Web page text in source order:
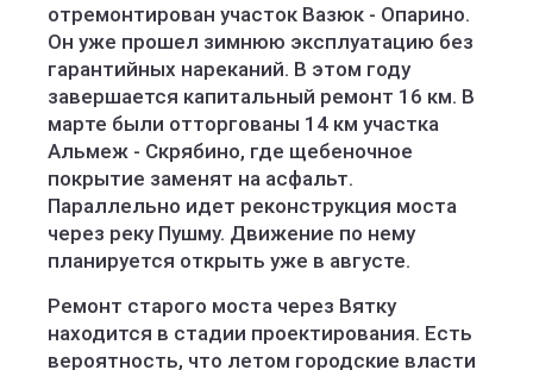
отремонтирован участок Вазюк - Опарино.
Он уже прошел зимнюю эксплуатацию без
гарантийных нареканий. В этом году
завершается капитальный ремонт 16 км. В
марте были отторгованы 14 км участка
Альмеж - Скрябино, где щебеночное
покрытие заменят на асфальт.
Параллельно идет реконструкция моста
через реку Пушму. Движение по нему
планируется открыть уже в августе.
Ремонт старого моста через Вятку
находится в стадии проектирования. Есть
вероятность, что летом городские власти